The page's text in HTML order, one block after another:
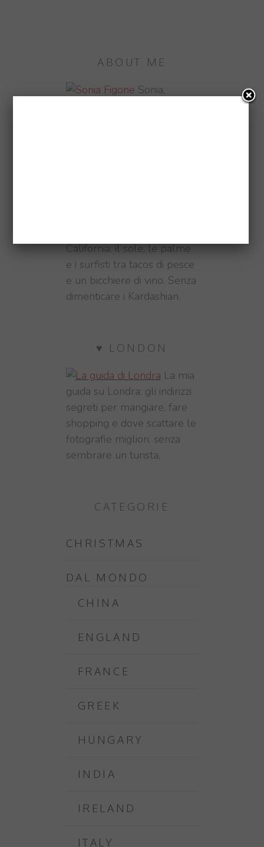
ABOUT ME
Sonia,
California: il sole, le palme
e i surfisti tra tacos di pesce
e un bicchiere di vino. Senza
dimenticare i Kardashian.
♥ LONDON
La mia
guida su Londra: gli indirizzi
segreti per mangiare, fare
shopping e dove scattare le
fotografie migliori, senza
sembrare un turista,
CATEGORIE
CHRISTMAS
DAL MONDO
CHINA
ENGLAND
FRANCE
GREEK
HUNGARY
INDIA
IRELAND
ITALY